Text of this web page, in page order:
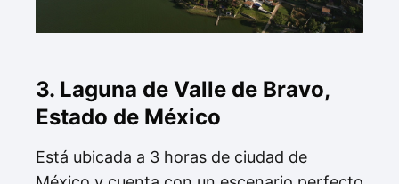
3. Laguna de Valle de Bravo,
Estado de México
Está ubicada a 3 horas de ciudad de